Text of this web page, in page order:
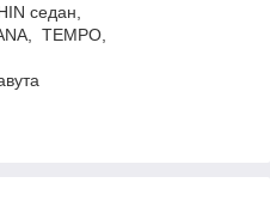
седан,
TEMPO,